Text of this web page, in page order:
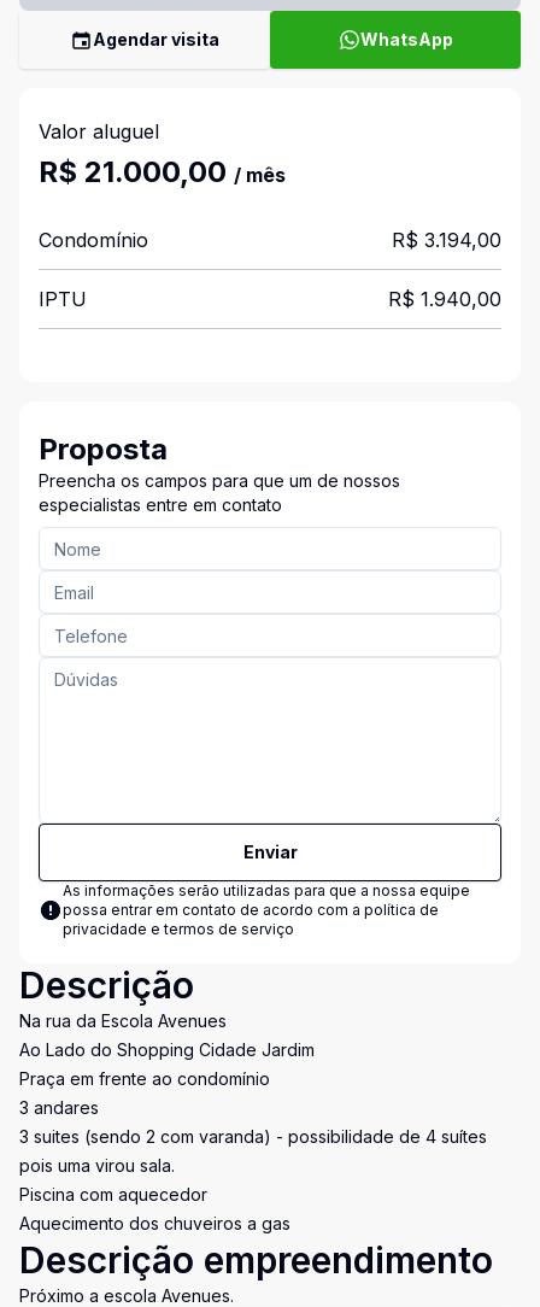
Agendar visita WhatsApp
Valor aluguel
R$ 21.000,00 / mês
Condomínio R$ 3.194,00
IPTU R$ 1.940,00
Proposta
Preencha os campos para que um de nossos
especialistas entre em contato
Enviar
As informações serão utilizadas para que a nossa equipe
possa entrar em contato de acordo com a política de
privacidade e termos de serviço
Descrição
Na rua da Escola Avenues
Ao Lado do Shopping Cidade Jardim
Praça em frente ao condomínio
3 andares
3 suites (sendo 2 com varanda) - possibilidade de 4 suítes
pois uma virou sala.
Piscina com aquecedor
Aquecimento dos chuveiros a gas
Descrição empreendimento
Próximo a escola Avenues.